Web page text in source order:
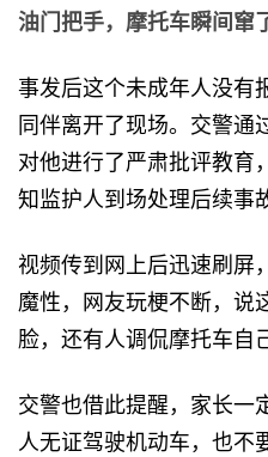
油门把手，摩托车瞬间窜
事发后这个未成年人没有
同伴离开了现场。交警通
对他进行了严肃批评教育
知监护人到场处理后续事
视频传到网上后迅速刷屏
魔性，网友玩梗不断，说
脸，还有人调侃摩托车自
交警也借此提醒，家长一
人无证驾驶机动车，也不